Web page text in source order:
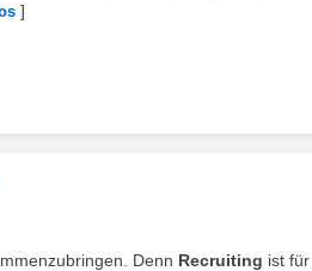
]
Denn Recruiting ist für